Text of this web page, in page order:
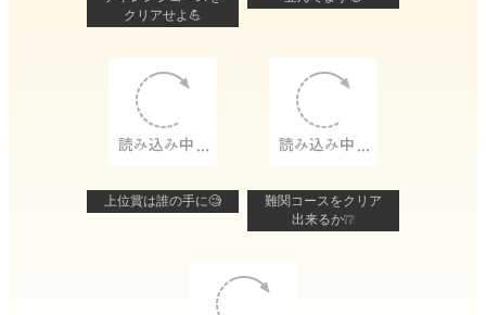
クリアせよ💪
上位賞は誰の手に🧐
難関コースをクリア
出来るか❕❔